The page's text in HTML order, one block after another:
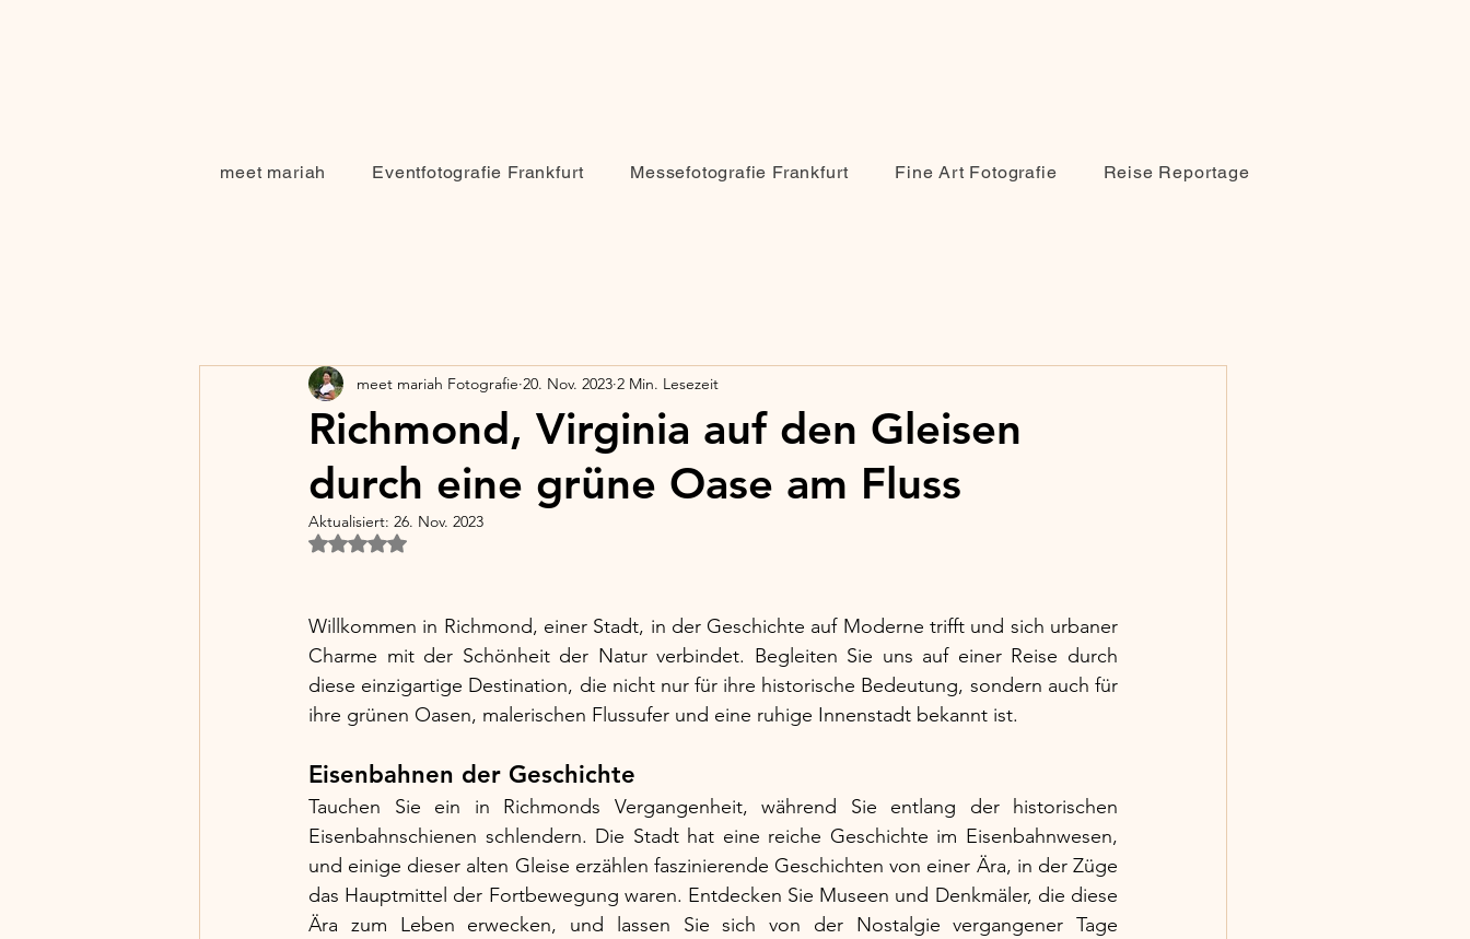
meet mariah Eventfotografie Frankfurt Messefotografie Frankfurt Fine Art Fotografie Reise Reportage
Richmond, Virginia auf den Gleisen
durch eine grüne Oase am Fluss
meet mariah Fotografie 20. Nov. 2023 2 Min. Lesezeit
Aktualisiert: 26. Nov. 2023
Mit NaN von 5 Sternen bewertet.
Willkommen in Richmond, einer Stadt, in der Geschichte auf Moderne trifft und sich urbaner
Charme mit der Schönheit der Natur verbindet. Begleiten Sie uns auf einer Reise durch
diese einzigartige Destination, die nicht nur für ihre historische Bedeutung, sondern auch für
ihre grünen Oasen, malerischen Flussufer und eine ruhige Innenstadt bekannt ist.
Eisenbahnen der Geschichte
Tauchen Sie ein in Richmonds Vergangenheit, während Sie entlang der historischen
Eisenbahnschienen schlendern. Die Stadt hat eine reiche Geschichte im Eisenbahnwesen,
und einige dieser alten Gleise erzählen faszinierende Geschichten von einer Ära, in der Züge
das Hauptmittel der Fortbewegung waren. Entdecken Sie Museen und Denkmäler, die diese
Ära zum Leben erwecken, und lassen Sie sich von der Nostalgie vergangener Tage